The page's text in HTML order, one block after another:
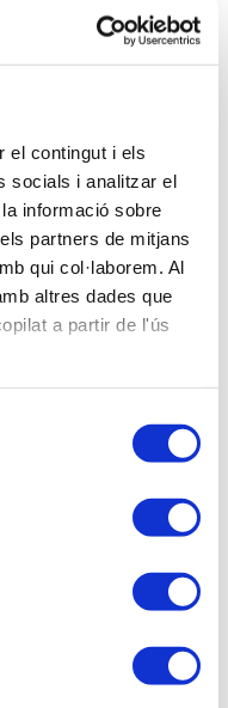
el contingut i els
socials i analitzar el
informació sobre
partners de mitjans
qui col·laborem. Al
altres dades que
a partir de l'ús
inscripción de pago
RESUMENCONFIRMACIÓN
de contacto se
de
te
el proceso de
de unas
a las